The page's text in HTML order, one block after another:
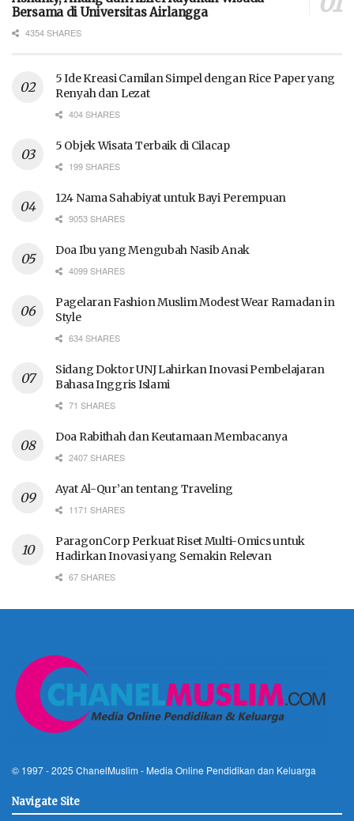
Bersama di Universitas Airlangga
4354 SHARES
5 Ide Kreasi Camilan Simpel dengan Rice Paper yang
Renyah dan Lezat
404 SHARES
5 Objek Wisata Terbaik di Cilacap
199 SHARES
124 Nama Sahabiyat untuk Bayi Perempuan
9053 SHARES
Doa Ibu yang Mengubah Nasib Anak
4099 SHARES
Pagelaran Fashion Muslim Modest Wear Ramadan in
Style
634 SHARES
Sidang Doktor UNJ Lahirkan Inovasi Pembelajaran
Bahasa Inggris Islami
71 SHARES
Doa Rabithah dan Keutamaan Membacanya
2407 SHARES
Ayat Al-Qur’an tentang Traveling
1171 SHARES
ParagonCorp Perkuat Riset Multi-Omics untuk
Hadirkan Inovasi yang Semakin Relevan
67 SHARES
© 1997 - 2025 ChanelMuslim - Media Online Pendidikan dan Keluarga
Navigate Site